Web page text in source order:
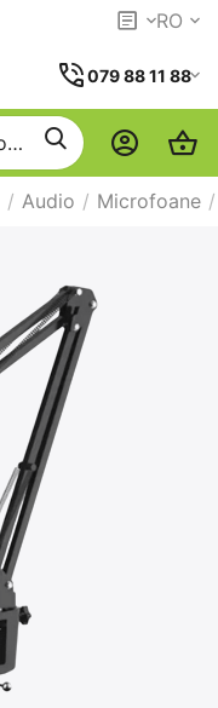
RO
079 88 11 88
/ Audio / Microfoane /